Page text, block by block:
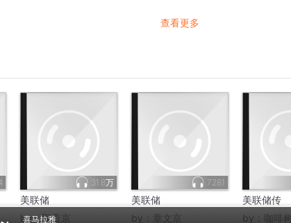
查看更多
31.8万
美联储
by：鄂贵京
7281
美联储
by： 章文京
美联储传
by： 咖啡树
喜马拉雅